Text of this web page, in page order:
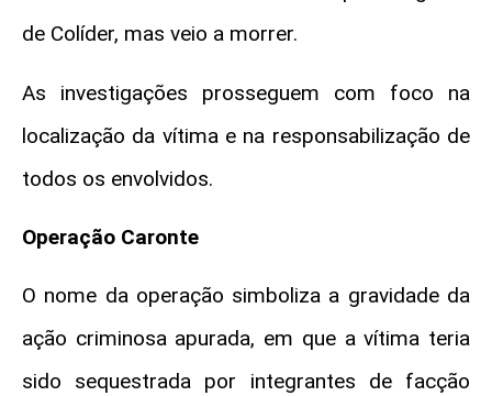
de Colíder, mas veio a morrer.
As investigações prosseguem com foco na
localização da vítima e na responsabilização de
todos os envolvidos.
Operação Caronte
O nome da operação simboliza a gravidade da
ação criminosa apurada, em que a vítima teria
sido sequestrada por integrantes de facção